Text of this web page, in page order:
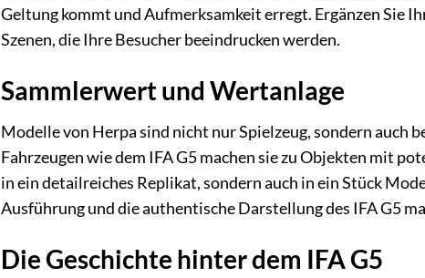
Geltung kommt und Aufmerksamkeit erregt. Ergänzen Sie
Szenen, die Ihre Besucher beeindrucken werden.
Sammlerwert und Wertanlage
Modelle von Herpa sind nicht nur Spielzeug, sondern auch
Fahrzeugen wie dem IFA G5 machen sie zu Objekten mit
in ein detailreiches Replikat, sondern auch in ein Stück
Ausführung und die authentische Darstellung des IFA G5
Die Geschichte hinter dem IFA G5